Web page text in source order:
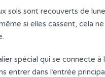
sols sont recouverts de
si elles cassent, cela ne
spécial qui se connecte à
entrer dans l’entrée